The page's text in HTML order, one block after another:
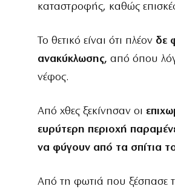
καταστροφής, καθώς
Το θετικό είναι ότι πλέον δε
ανακύκλωσης, από όπου
νέφος.
Από χθες ξεκίνησαν οι
ευρύτερη περιοχή
να φύγουν από τα σπίτια
Από τη φωτιά που ξέσπασε